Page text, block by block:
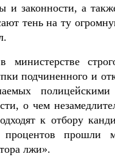
и законности, а
тень на ту
подчиненного и
о чем
к отбору
прошли
лжи».